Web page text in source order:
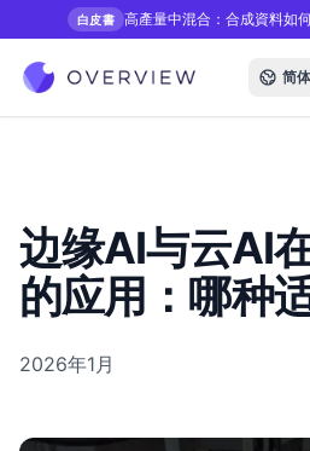
白皮書 高產量中混合：合成資料如
简体
边缘AI与云AI
的应用：哪种
2026年1月